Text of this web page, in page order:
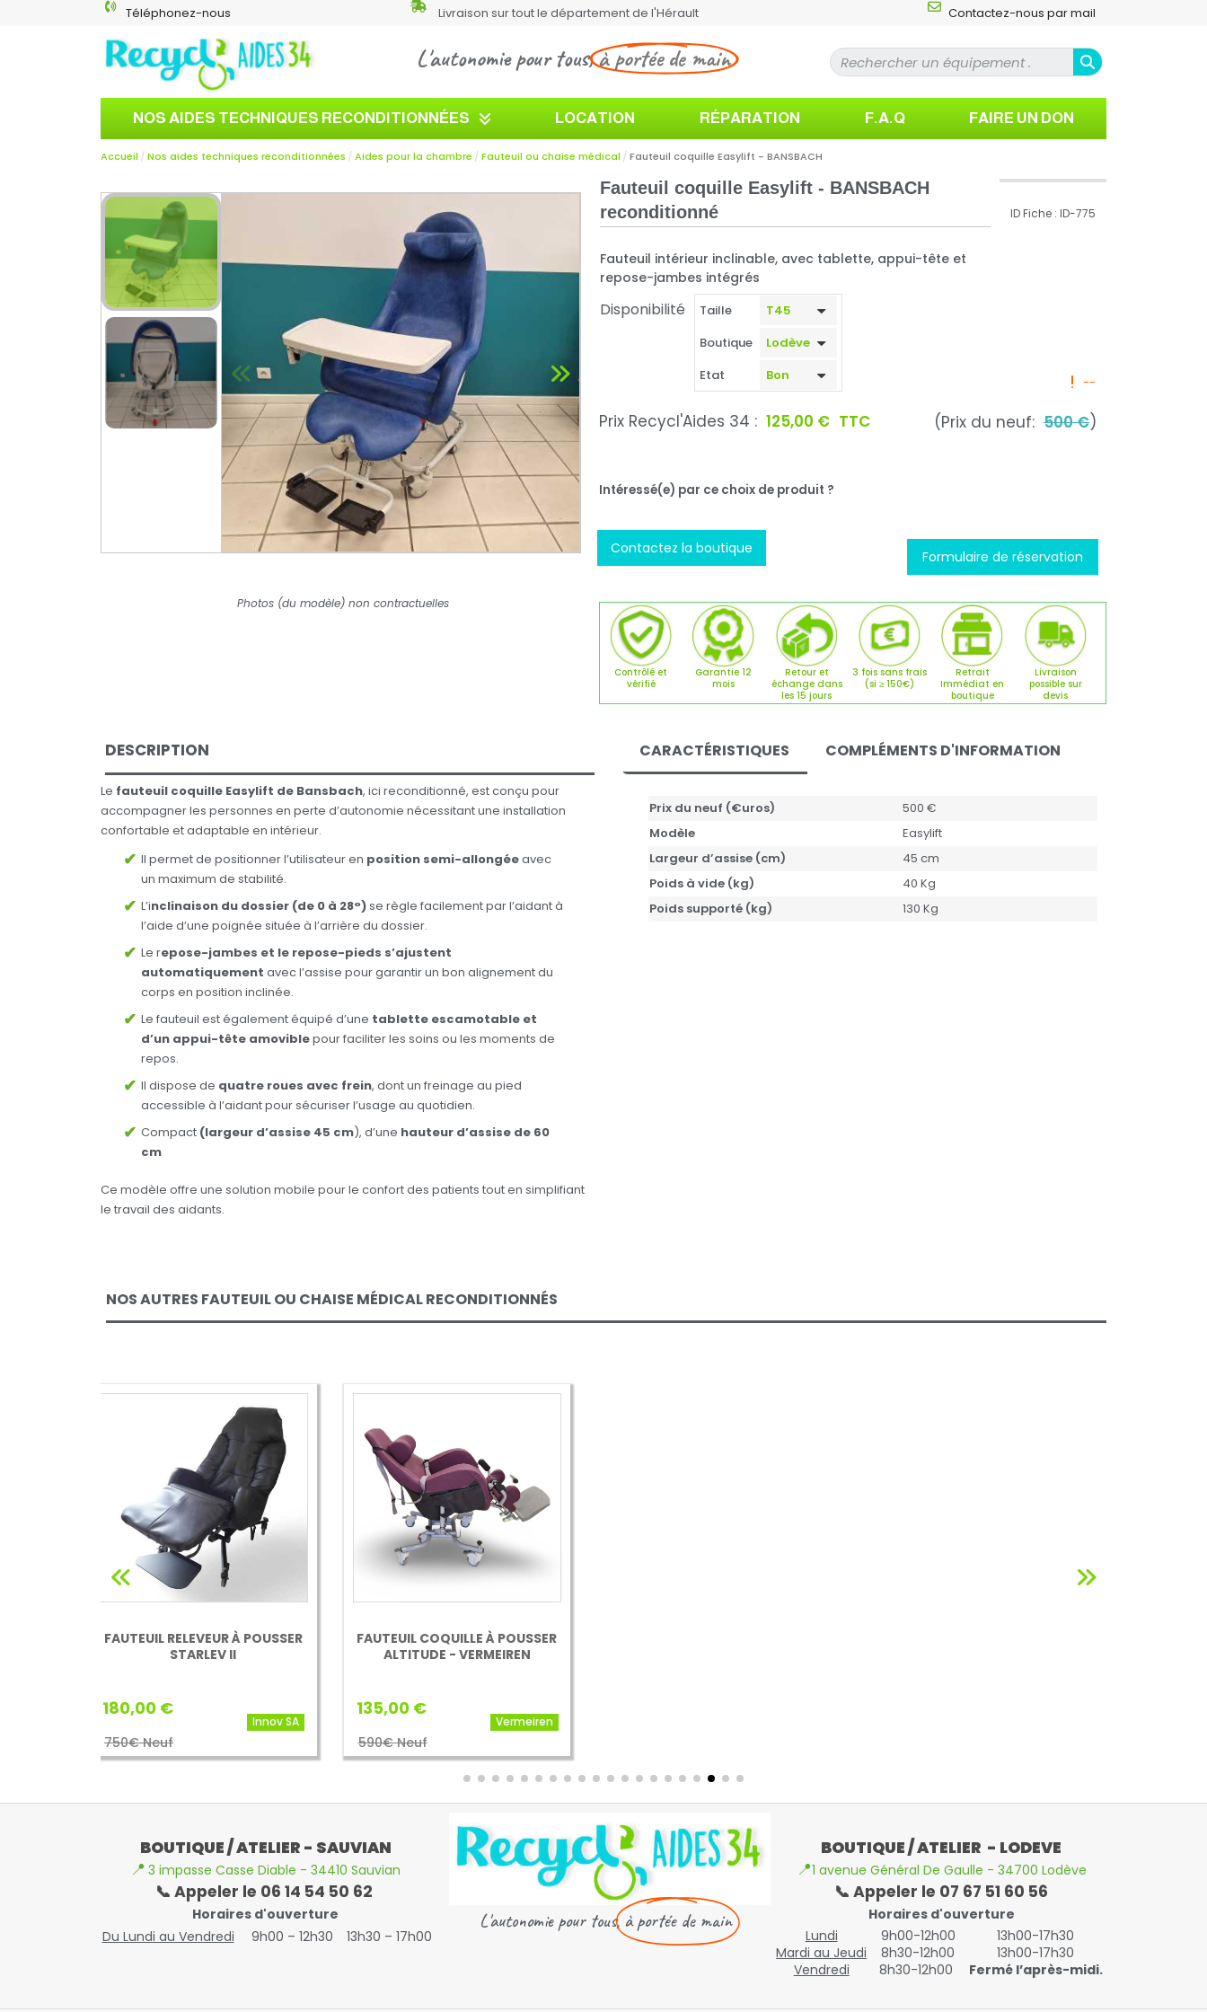
Téléphonez-nous Livraison sur tout le département de l'Hérault Contactez-nous par mail
L'autonomie pour tous,à portée de main
NOS AIDES TECHNIQUES RECONDITIONNÉES LOCATION RÉPARATION F.A.Q FAIRE UN DON
Accueil Nos aides techniques reconditionnées Aides pour la chambre Fauteuil ou chaise médical Fauteuil coquille Easylift - BANSBACH
Photos (du modèle) non contractuelles
Fauteuil coquille Easylift - BANSBACH
reconditionné
Fauteuil intérieur inclinable, avec tablette, appui-tête et
repose-jambes intégrés
ID Fiche : ID-775
Disponibilité
Taille
Boutique
Etat
--
Prix Recycl'Aides 34 : 125,00 € TTC (Prix du neuf:500 €)
Intéressé(e) par ce choix de produit ?
Contactez la boutique Formulaire de réservation
Contrôlé et
vérifié
Garantie 12
mois
Retour et
échange dans
les 15 jours
3 fois sans frais
(si ≥ 150€)
Retrait
Immédiat en
boutique
Livraison
possible sur
devis
DESCRIPTION
Le fauteuil coquille Easylift de Bansbach, ici reconditionné, est conçu pour
accompagner les personnes en perte d’autonomie nécessitant une installation
confortable et adaptable en intérieur.
Il permet de positionner l’utilisateur en position semi-allongéeavec
un maximum de stabilité.
L’inclinaison du dossier (de 0 à 28°)se règle facilement par l’aidant à
l’aide d’une poignée située à l’arrière du dossier.
Le repose-jambes et le repose-pieds s’ajustent
automatiquement avec l’assise pour garantir un bon alignement du
corps en position inclinée.
Le fauteuil est également équipé d’une tablette escamotable et
d’un appui-tête amoviblepour faciliter les soins ou les moments de
repos.
Il dispose de quatre roues avec frein, dont un freinage au pied
accessible à l’aidant pour sécuriser l’usage au quotidien.
Compact (largeur d’assise 45 cm), d’une hauteur d’assise de 60
cm
Ce modèle offre une solution mobile pour le confort des patients tout en simplifiant
le travail des aidants.
CARACTÉRISTIQUES COMPLÉMENTS D'INFORMATION
Prix du neuf (€uros)
500 €
Modèle
Easylift
Largeur d’assise (cm)
45 cm
Poids à vide (kg)
40 Kg
Poids supporté (kg)
130 Kg
NOS AUTRES FAUTEUIL OU CHAISE MÉDICAL RECONDITIONNÉS
FAUTEUIL COQUILLE À POUSSER
ALTITUDE - VERMEIREN
135,00 €
590€ Neuf
Vermeiren
BOUTIQUE / ATELIER - SAUVIAN
📍 3 impasse Casse Diable - 34410 Sauvian
📞 Appeler le 06 14 54 50 62
Horaires d'ouverture
Du Lundi au Vendredi
9h00 – 12h30 13h30 – 17h00
L'autonomie pour tous,à portée de main
BOUTIQUE / ATELIER - LODEVE
📍1 avenue Général De Gaulle - 34700 Lodève
📞 Appeler le 07 67 51 60 56
Horaires d'ouverture
Lundi
9h00-12h00
13h00-17h30
Mardi au Jeudi
8h30-12h00
13h00-17h30
Vendredi
8h30-12h00 Fermé l’après-midi.